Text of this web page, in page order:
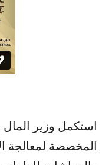
استكمل وزير المال
المخصصة لمعالجة